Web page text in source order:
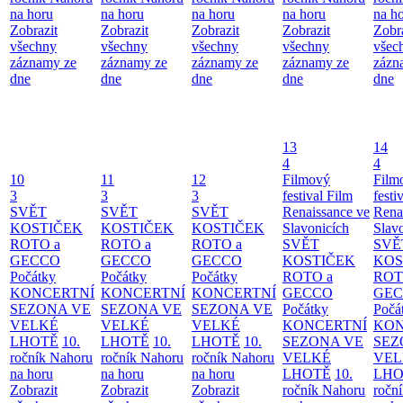
na horu
Zobrazit
všechny
záznamy ze
dne
na horu
Zobrazit
všechny
záznamy ze
dne
na horu
Zobrazit
všechny
záznamy ze
dne
na horu
Zobrazit
všechny
záznamy ze
dne
na
dne
10
3
SVĚT
KOSTIČEK
ROTO a
GECCO
Počátky
KONCERTNÍ
SEZONA VE
VELKÉ
LHOTĚ 10.
ročník Nahoru
na horu
Zobrazit
11
3
SVĚT
KOSTIČEK
ROTO a
GECCO
Počátky
KONCERTNÍ
SEZONA VE
VELKÉ
LHOTĚ 10.
ročník Nahoru
na horu
Zobrazit
12
3
SVĚT
KOSTIČEK
ROTO a
GECCO
Počátky
KONCERTNÍ
SEZONA VE
VELKÉ
LHOTĚ 10.
ročník Nahoru
na horu
Zobrazit
13
4
Filmový
festival Film
Renaissance ve
Slavonicích
SVĚT
KOSTIČEK
ROTO a
GECCO
Počátky
KONCERTNÍ
SEZONA VE
VELKÉ
LHOTĚ 10.
ročník Nahoru
14
4